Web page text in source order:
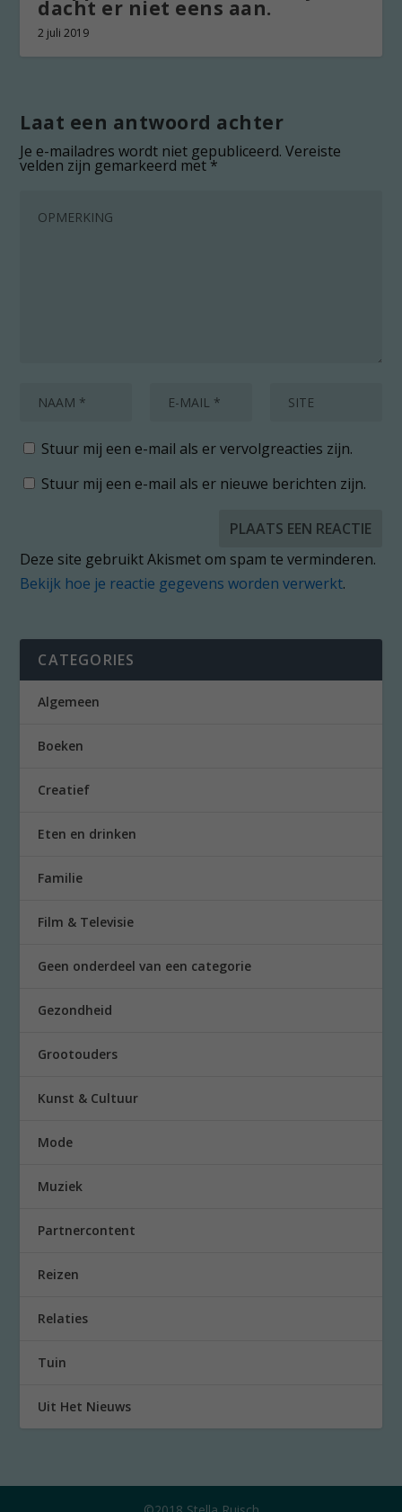
dacht er niet eens aan.
2 juli 2019
Laat een antwoord achter
Je e-mailadres wordt niet gepubliceerd. Vereiste
velden zijn gemarkeerd met*
Stuur mij een e-mail als er vervolgreacties zijn.
Stuur mij een e-mail als er nieuwe berichten zijn.
Deze site gebruikt Akismet om spam te verminderen.
Bekijk hoe je reactie gegevens worden verwerkt.
CATEGORIES
Algemeen
Boeken
Creatief
Eten en drinken
Familie
Film & Televisie
Geen onderdeel van een categorie
Gezondheid
Grootouders
Kunst & Cultuur
Mode
Muziek
Partnercontent
Reizen
Relaties
Tuin
Uit Het Nieuws